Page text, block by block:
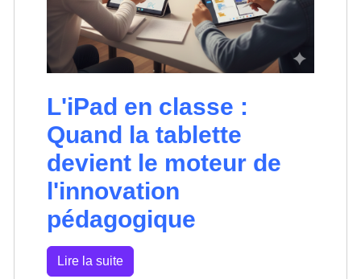
L'iPad en classe :
Quand la tablette
devient le moteur de
l'innovation
pédagogique
Lire la suite